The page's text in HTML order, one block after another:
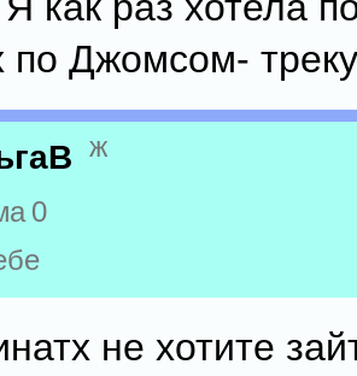
по Джомсом- треку
ж
0
не хотите